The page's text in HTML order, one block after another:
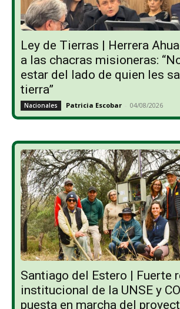
Ley de Tierras | Herrera
a las chacras misioneras:
estar del lado de quien les
tierra”
Nacionales Patricia Escobar - 04/08/2026
Santiago del Estero | Fuerte
institucional de la UNSE y
puesta en marcha del